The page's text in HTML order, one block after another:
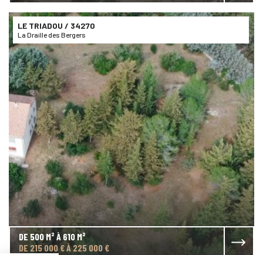
LE TRIADOU / 34270
La Draille des Bergers
DE 500 M² À 610 M²
DE 215 000 € À 225 000 €